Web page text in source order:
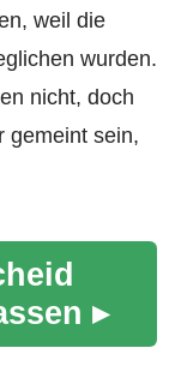
weil die
wurden.
nicht, doch
gemeint sein,
▸